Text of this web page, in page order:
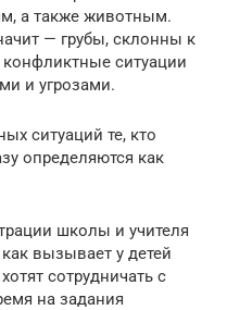
а также животным.
— грубы, склонны к
ситуации
и угрозами.
ситуаций те, кто
определяются как
школы и учителя
вызывает у детей
сотрудничать с
на задания